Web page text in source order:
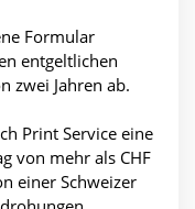
Formular
entgeltlichen
zwei Jahren ab.
Print Service eine
von mehr als CHF
einer Schweizer